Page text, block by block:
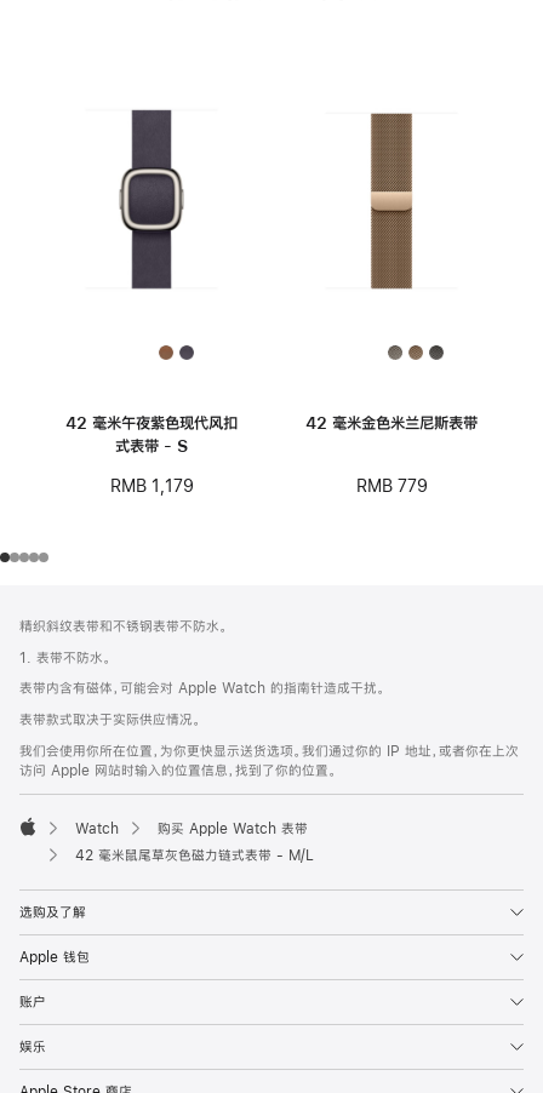
42 毫米午夜紫色现代风扣
式表带 - S
RMB 1,179
42 毫米金色米兰尼斯表带
RMB 779
页
页
脚
注
精织斜纹表带和不锈钢表带不防水。
1. 表带不防水。
表带内含有磁体，可能会对 Apple Watch 的指南针造成干扰。
表带款式取决于实际供应情况。
我们会使用你所在位置，为你更快显示送货选项。我们通过你的 IP 地址，或者你在上次
访问 Apple 网站时输入的位置信息，找到了你的位置。
Apple
Watch
购买 Apple Watch 表带
42 毫米鼠尾草灰色磁力链式表带 - M/L
选购及了解
Apple 钱包
账户
娱乐